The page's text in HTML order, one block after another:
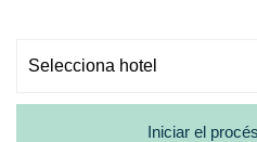
Iniciar el